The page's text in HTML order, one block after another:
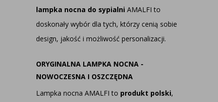
lampka nocna do sypialni AMALFI to
doskonały wybór dla tych, którzy cenią sobie
design, jakość i możliwość personalizacji.
ORYGINALNA LAMPKA NOCNA -
NOWOCZESNA I OSZCZĘDNA
Lampka nocna AMALFI to produkt polski,